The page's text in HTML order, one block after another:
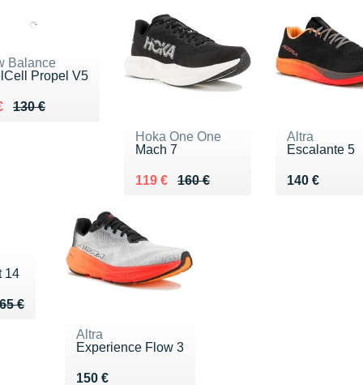
Balance
Propel V5
130 €
de 130 €
90 €
Hoka One One
Mach 7
160 €
Au lieu de 160 €
119 €
Vendu 119 €
Altra
Escalante 5
140 €
Vendu 140 €
14
65 €
de 65 €
€
Altra
Experience Flow 3
150 €
Vendu 150 €